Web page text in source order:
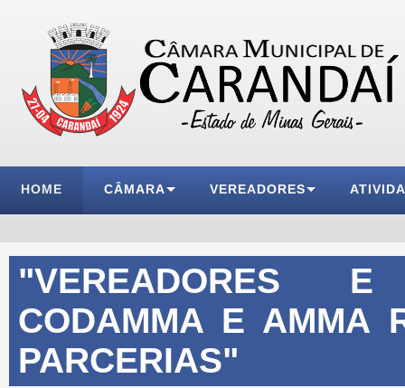
HOME CÂMARA VEREADORES
"VEREADORES E
CODAMMA E AMMA
PARCERIAS"